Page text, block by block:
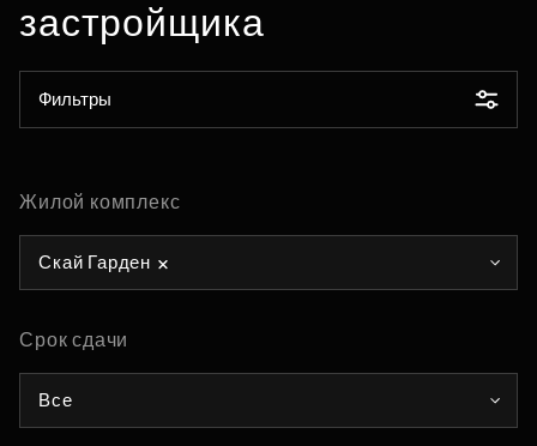
застройщика
Фильтры
Жилой комплекс
Скай Гарден
Срок сдачи
Все